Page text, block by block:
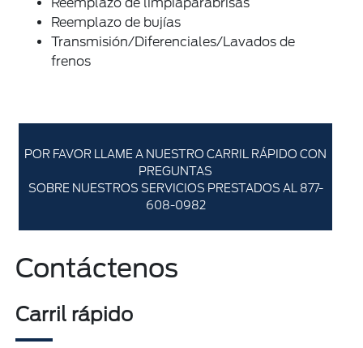
Reemplazo de limpiaparabrisas
Reemplazo de bujías
Transmisión/Diferenciales/Lavados de
frenos
POR FAVOR LLAME A NUESTRO CARRIL RÁPIDO CON
PREGUNTAS
SOBRE NUESTROS SERVICIOS PRESTADOS AL 877-
608-0982
Contáctenos
Carril rápido